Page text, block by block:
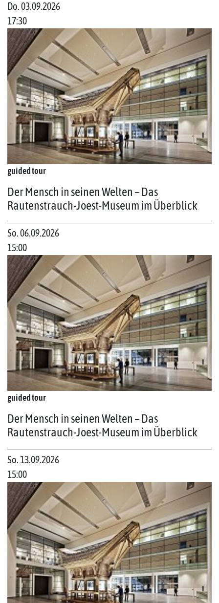
Do. 03.09.2026
17:30
guided tour
Der Mensch in seinen Welten – Das
Rautenstrauch-Joest-Museum im Überblick
So. 06.09.2026
15:00
guided tour
Der Mensch in seinen Welten – Das
Rautenstrauch-Joest-Museum im Überblick
So. 13.09.2026
15:00